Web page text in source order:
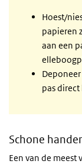
Hoest/
papieren
aan een
pas
Schone
Een van de